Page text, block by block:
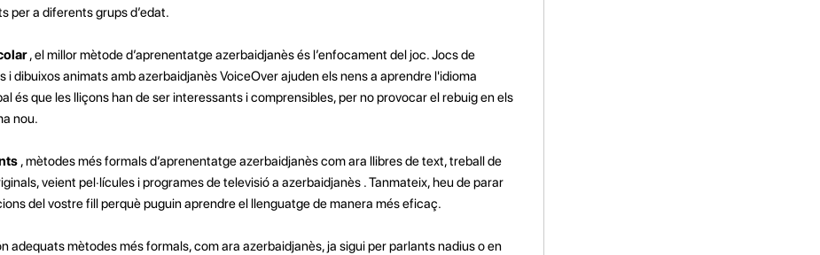
per a diferents grups d’edat.
, el millor mètode d’aprenentatge azerbaidjanès és l’enfocament del joc. Jocs de
i dibuixos animats amb azerbaidjanès VoiceOver ajuden els nens a aprendre l'idioma
és que les lliçons han de ser interessants i comprensibles, per no provocar el rebuig en els
nou.
, mètodes més formals d’aprenentatge azerbaidjanès com ara llibres de text, treball de
veient pel·lícules i programes de televisió a azerbaidjanès . Tanmateix, heu de parar
del vostre fill perquè puguin aprendre el llenguatge de manera més eficaç.
adequats mètodes més formals, com ara azerbaidjanès, ja sigui per parlants nadius o en